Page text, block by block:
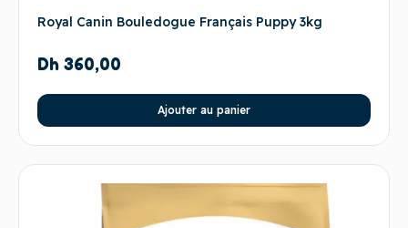
Royal Canin Bouledogue Français Puppy 3kg
Dh 360,00
Ajouter au panier